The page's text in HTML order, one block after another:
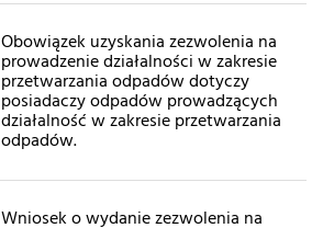
Obowiązek uzyskania zezwolenia na
prowadzenie działalności w zakresie
przetwarzania odpadów dotyczy
posiadaczy odpadów prowadzących
działalność w zakresie przetwarzania
odpadów.
Wniosek o wydanie zezwolenia na